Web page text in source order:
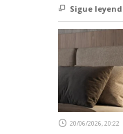
Sigue
20/06/2026, 20:22